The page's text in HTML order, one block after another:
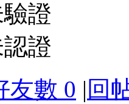
證
證
友數 0 | 回